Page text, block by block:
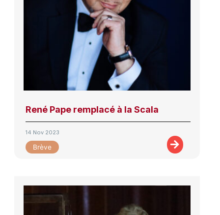
René Pape remplacé à la Scala
14 Nov 2023
Brève